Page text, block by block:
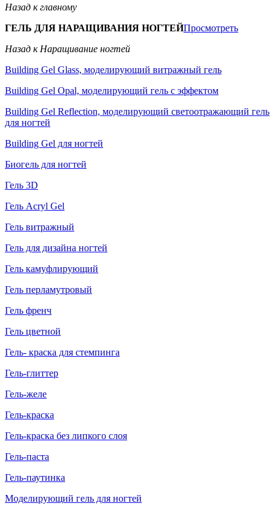
Назад к главному
ГЕЛЬ ДЛЯ НАРАЩИВАНИЯ НОГТЕЙПросмотреть
Назад к Наращивание ногтей
Building Gel Glass, моделирующий витражный гель
Building Gel Opal, моделирующий гель с эффектом
Building Gel Reflection, моделирующий светоотражающий гель
для ногтей
Building Gel для ногтей
Биогель для ногтей
Гель 3D
Гель Acryl Gel
Гель витражный
Гель для дизайна ногтей
Гель камуфлирующий
Гель перламутровый
Гель френч
Гель цветной
Гель- краска для стемпинга
Гель-глиттер
Гель-желе
Гель-краска
Гель-краска без липкого слоя
Гель-паста
Гель-паутинка
Моделирующий гель для ногтей